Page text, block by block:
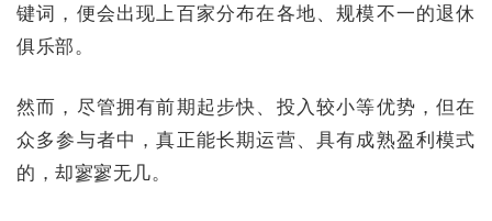
键词，便会出现上百家分布在各地、规模不一的退休
俱乐部。
然而，尽管拥有前期起步快、投入较小等优势，但在
众多参与者中，真正能长期运营、具有成熟盈利模式
的，却寥寥无几。